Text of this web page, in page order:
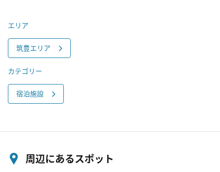
エリア
筑豊エリア
カテゴリー
宿泊施設
周辺にあるスポット